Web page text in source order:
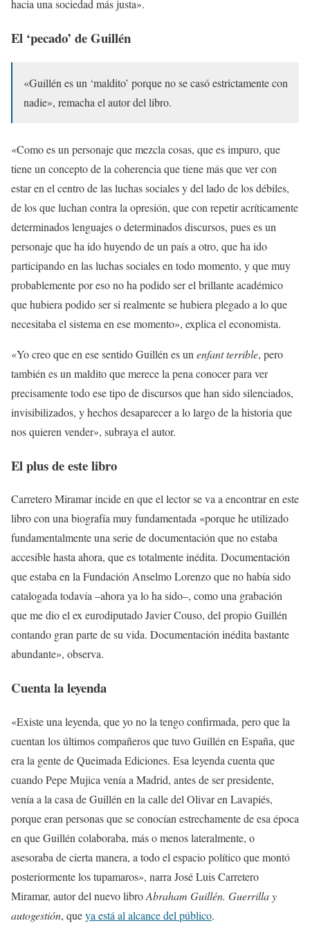
hacia una sociedad más justa».
El ‘pecado’ de Guillén
«Guillén es un ‘maldito’ porque no se casó estrictamente con
nadie», remacha el autor del libro.
«Como es un personaje que mezcla cosas, que es impuro, que
tiene un concepto de la coherencia que tiene más que ver con
estar en el centro de las luchas sociales y del lado de los débiles,
de los que luchan contra la opresión, que con repetir acríticamente
determinados lenguajes o determinados discursos, pues es un
personaje que ha ido huyendo de un país a otro, que ha ido
participando en las luchas sociales en todo momento, y que muy
probablemente por eso no ha podido ser el brillante académico
que hubiera podido ser si realmente se hubiera plegado a lo que
necesitaba el sistema en ese momento», explica el economista.
«Yo creo que en ese sentido Guillén es un enfant terrible, pero
también es un maldito que merece la pena conocer para ver
precisamente todo ese tipo de discursos que han sido silenciados,
invisibilizados, y hechos desaparecer a lo largo de la historia que
nos quieren vender», subraya el autor.
El plus de este libro
Carretero Miramar incide en que el lector se va a encontrar en este
libro con una biografía muy fundamentada «porque he utilizado
fundamentalmente una serie de documentación que no estaba
accesible hasta ahora, que es totalmente inédita. Documentación
que estaba en la Fundación Anselmo Lorenzo que no había sido
catalogada todavía –ahora ya lo ha sido–, como una grabación
que me dio el ex eurodiputado Javier Couso, del propio Guillén
contando gran parte de su vida. Documentación inédita bastante
abundante», observa.
Cuenta la leyenda
«Existe una leyenda, que yo no la tengo confirmada, pero que la
cuentan los últimos compañeros que tuvo Guillén en España, que
era la gente de Queimada Ediciones. Esa leyenda cuenta que
cuando Pepe Mujica venía a Madrid, antes de ser presidente,
venía a la casa de Guillén en la calle del Olivar en Lavapiés,
porque eran personas que se conocían estrechamente de esa época
en que Guillén colaboraba, más o menos lateralmente, o
asesoraba de cierta manera, a todo el espacio político que montó
posteriormente los tupamaros», narra José Luis Carretero
Miramar, autor del nuevo libroAbraham Guillén. Guerrilla y
autogestión, queya está al alcance del público.